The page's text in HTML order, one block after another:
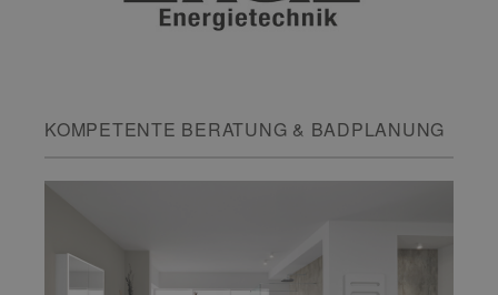
KOMPETENTE BERATUNG & BADPLANUNG